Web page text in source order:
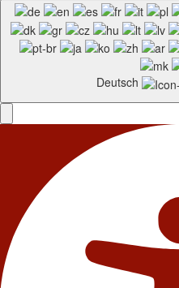
Deutsch